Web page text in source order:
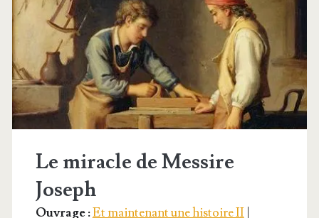
Le miracle de Messire
Joseph
Ouvrage :Et maintenant une histoire II